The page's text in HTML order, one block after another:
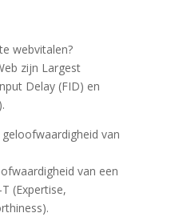
webvitalen?
zijn Largest
Delay (FID) en
van
van een
(Expertise,